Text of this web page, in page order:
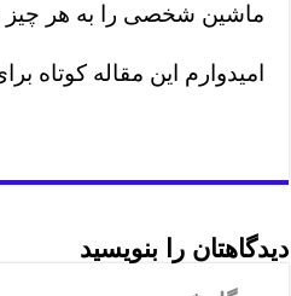
ماشین شخصی را به هر چیز
امیدوارم این مقاله کوتاه
دیدگاهتان را بنویسید